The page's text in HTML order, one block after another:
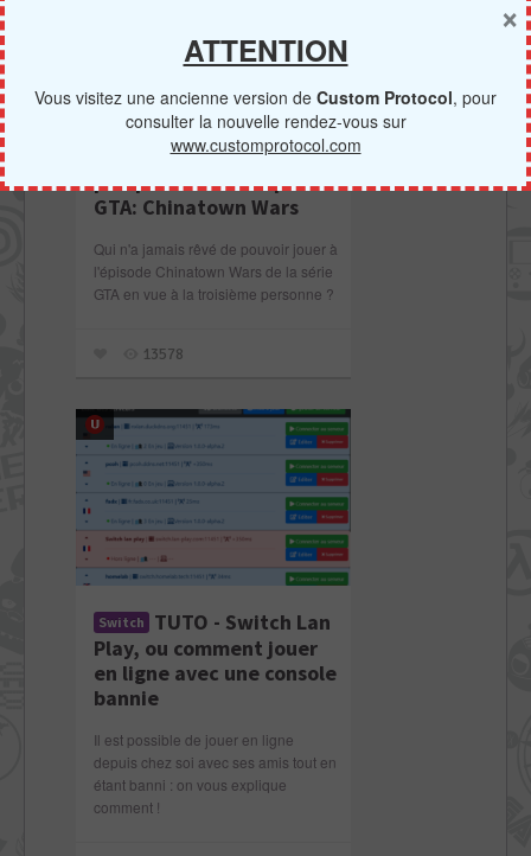
Yoti prépare un « 3D
perspective mod » pour
GTA: Chinatown Wars
Qui n'a jamais rêvé de pouvoir jouer à
l'épisode Chinatown Wars de la série
GTA en vue à la troisième personne ?
13578
Switch TUTO - Switch Lan
Play, ou comment jouer
en ligne avec une console
bannie
Il est possible de jouer en ligne
depuis chez soi avec ses amis tout en
étant banni : on vous explique
comment !
ATTENTION
Vous visitez une ancienne version de Custom Protocol, pour
consulter la nouvelle rendez-vous sur
www.customprotocol.com
×